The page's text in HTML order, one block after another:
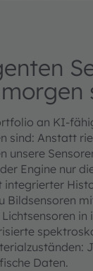
an KI-
sind: Anstatt
unsere
Engine nur
integrierter
Bildsensoren
Daten.